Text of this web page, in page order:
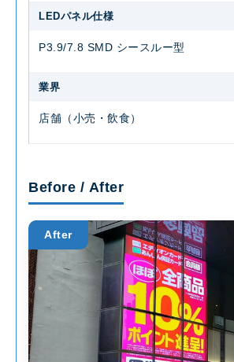
LEDパネル仕様
P3.9/7.8 SMD シースルー型
業界
店舗（小売・飲食）
Before / After
After